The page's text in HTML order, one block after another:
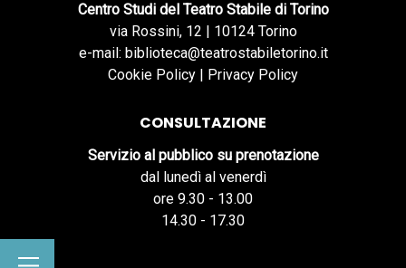
Centro Studi del Teatro Stabile di Torino
via Rossini, 12 | 10124 Torino
e-mail: biblioteca@teatrostabiletorino.it
Cookie Policy | Privacy Policy
CONSULTAZIONE
Servizio al pubblico su prenotazione
dal lunedì al venerdì
ore 9.30 - 13.00
14.30 - 17.30